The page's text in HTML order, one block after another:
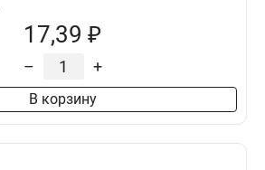
17,39 ₽
– +
В корзину